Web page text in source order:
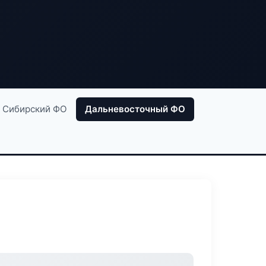
Сибирский ФО Дальневосточный ФО